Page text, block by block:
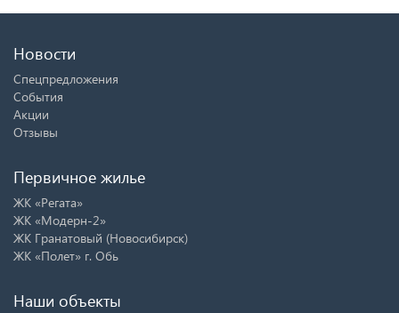
Новости
Спецпредложения
События
Акции
Отзывы
Первичное жилье
ЖК «Регата»
ЖК «Модерн-2»
ЖК Гранатовый (Новосибирск)
ЖК «Полет» г. Обь
Наши объекты